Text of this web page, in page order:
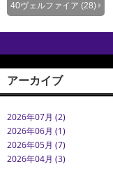
40ヴェルファイア (28)
アーカイブ
2026年07月 (2)
2026年06月 (1)
2026年05月 (7)
2026年04月 (3)